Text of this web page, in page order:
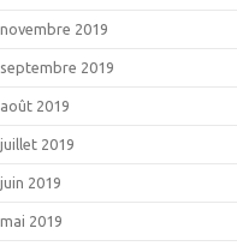
novembre 2019
septembre 2019
août 2019
juillet 2019
juin 2019
mai 2019